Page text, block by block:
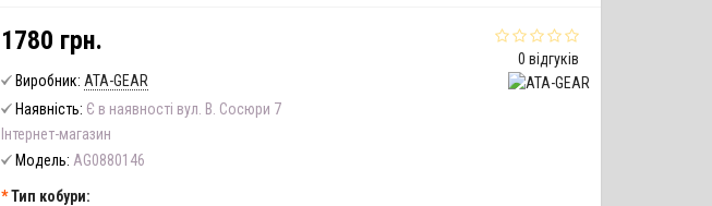
0 відгуків
1780 грн.
Виробник: ATA-GEAR
Наявність: Є в наявності вул. В. Сосюри 7
Інтернет-магазин
Модель: AG0880146
Тип кобури: